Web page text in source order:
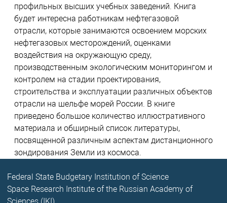
профильных высших учебных заведений. Книга
будет интересна работникам нефтегазовой
отрасли, которые занимаются освоением морских
нефтегазовых месторождений, оценками
воздействия на окружающую среду,
производственным экологическим мониторингом и
контролем на стадии проектирования,
строительства и эксплуатации различных объектов
отрасли на шельфе морей России. В книге
приведено большое количество иллюстративного
материала и обширный список литературы,
посвященной различным аспектам дистанционного
зондирования Земли из космоса.
Federal State Budgetary Institution of Science
Space Research Institute of the Russian Academy of